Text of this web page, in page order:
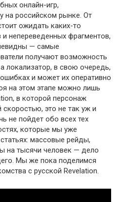
онлайн-игр,
на российском рынке. От
ожидать каких-то
и непереведенных фрагментов,
— самые
получают возможность
локализатор, в свою очередь,
и может их оперативно
на этом этапе можно лишь
в которой персонаж
это не так уж и
не пойдет обо всех тех
которые мы уже
массовые рейды,
на тысячи человек — дело
Мы же пока поделимся
с русской Revelation.